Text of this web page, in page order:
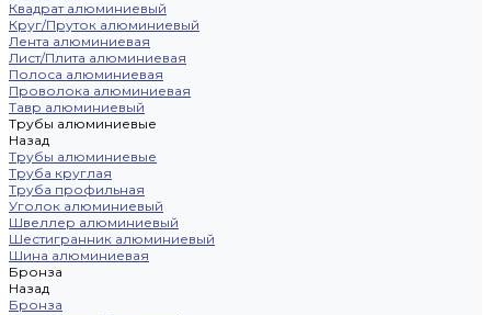
Квадрат алюминиевый
Круг/Пруток алюминиевый
Лента алюминиевая
Лист/Плита алюминиевая
Полоса алюминиевая
Проволока алюминиевая
Тавр алюминиевый
Трубы алюминиевые
Назад
Трубы алюминиевые
Труба круглая
Труба профильная
Уголок алюминиевый
Швеллер алюминиевый
Шестигранник алюминиевый
Шина алюминиевая
Бронза
Назад
Бронза